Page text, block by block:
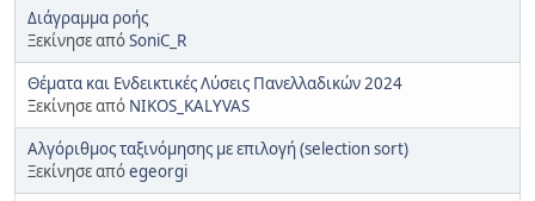
Διάγραμμα ροής
Ξεκίνησε απόSoniC_R
Θέματα και Ενδεικτικές Λύσεις Πανελλαδικών 2024
Ξεκίνησε από NIKOS_KALYVAS
Αλγόριθμος ταξινόμησης με επιλογή (selection sort)
Ξεκίνησε απόegeorgi